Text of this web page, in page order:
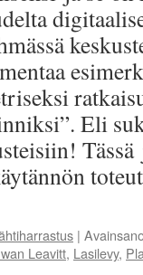
Eli
|
Leavitt, Lasilevy,